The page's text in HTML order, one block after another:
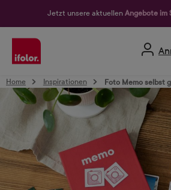
Jetzt unsere aktuellen Angebote im
Home Inspirationen Foto Memo selbst